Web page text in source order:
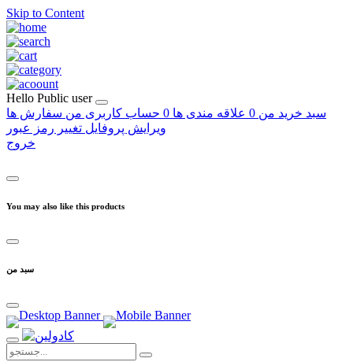
Skip to Content
Hello Public user
سبد خرید من 0 علاقه مندی ها 0 حساب کاربری من سفارش ها
ویرایش پروفایل تغییر رمز عبور
خروج
You may also like this products
سبد من